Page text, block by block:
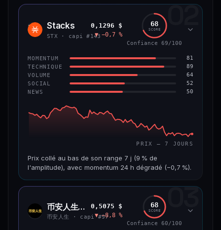
CAP. MARCHÉ VOLUME 24 H
VAR. 7 J VAR. 30 J
−9,9 %
VS ATH
−55,9 %
CONFIANCE 66/100
02
STX Stacks
STX · capi #143
0,1296 $
▼ −0,7 %
68
SCORE
Confiance 69/100
MOMENTUM 81
TECHNIQUE 89
VOLUME 64
SOCIAL 52
NEWS 50
PRIX — 7 JOURS
Prix collé au bas de son range 7 j (9 % de
l'amplitude), avec momentum 24 h dégradé (−0,7 %).
CAP. MARCHÉ VOLUME 24 H
VAR. 7 J VAR. 30 J
−22,2 %
03
币安
人生
币安人生 (BinanceLife)
币安人生 · capi #97
0,5075 $
▼ −8,8 %
68
SCORE
Confiance 60/100